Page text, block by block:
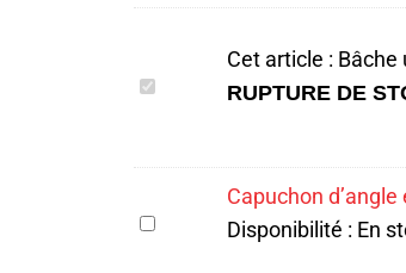
Bâche
robuste
Cet article : Bâche
RUPTURE DE
Capuchon
Capuchon
Disponibilité : En